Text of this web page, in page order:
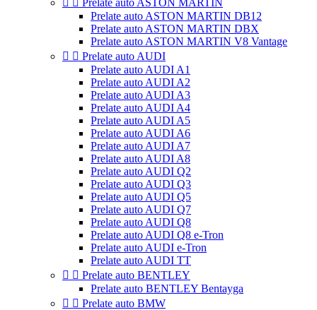
  Prelate auto ASTON MARTIN
Prelate auto ASTON MARTIN DB12
Prelate auto ASTON MARTIN DBX
Prelate auto ASTON MARTIN V8 Vantage
  Prelate auto AUDI
Prelate auto AUDI A1
Prelate auto AUDI A2
Prelate auto AUDI A3
Prelate auto AUDI A4
Prelate auto AUDI A5
Prelate auto AUDI A6
Prelate auto AUDI A7
Prelate auto AUDI A8
Prelate auto AUDI Q2
Prelate auto AUDI Q3
Prelate auto AUDI Q5
Prelate auto AUDI Q7
Prelate auto AUDI Q8
Prelate auto AUDI Q8 e-Tron
Prelate auto AUDI e-Tron
Prelate auto AUDI TT
  Prelate auto BENTLEY
Prelate auto BENTLEY Bentayga
  Prelate auto BMW